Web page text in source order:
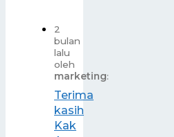
2
bulan
lalu
oleh
marketing:
Terima
kasih
Kak